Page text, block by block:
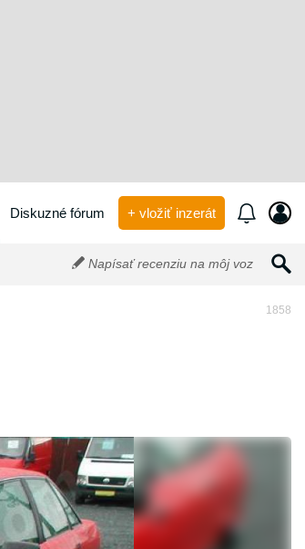
Diskuzné fórum + vložiť inzerát
Napísať recenziu na môj voz
1858